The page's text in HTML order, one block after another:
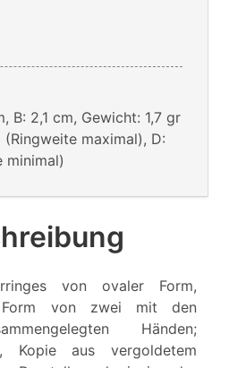
B: 2,1 cm, Gewicht: 1,7 gr
(Ringweite maximal), D:
minimal)
von ovaler Form,
Form von zwei mit den
Händen;
Kopie aus vergoldetem